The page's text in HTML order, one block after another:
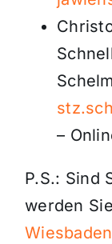
–
P.S.: Sind
werden